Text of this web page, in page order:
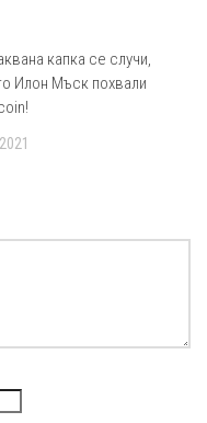
капка се случи,
Илон Мъск похвали